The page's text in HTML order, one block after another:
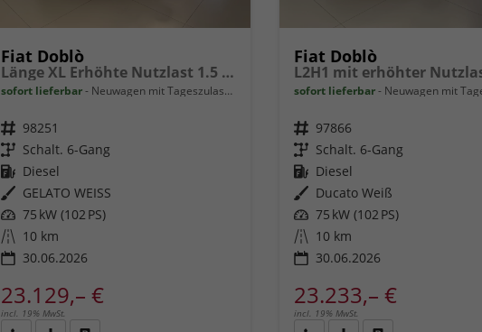
Fiat Doblò
Länge XL Erhöhte Nutzlast 1.5 BlueHDi 75 kW (102 PS) Klimaanlage, Radio, DAB, Einparkhilfe hinten, Rückfahrkamera, Geschwindigkeitsbegrenzer, Verkehrsschilderkennung, 180° Heckflügeltür, Ersatzrad, Laderaumboden aus Gummibelag, uvm.
sofort lieferbar Neuwagen mit Tageszulassung
Fahrzeugnr. 98251
Getriebe Schalt. 6-Gang
Kraftstoff Diesel
Außenfarbe GELATO WEISS
Leistung 75 kW (102 PS)
Kilometerstand 10 km
30.06.2026
23.129,– €
incl. 19% MwSt.
Fiat Doblò
sofort lieferbar Neuwagen mit
Fahrzeugnr. 97866
Getriebe Schalt. 6-Gang
Kraftstoff Diesel
Außenfarbe Ducato Weiß
Leistung 75 kW (102 PS)
Kilometerstand 10 km
30.06.2026
23.233,– €
incl. 19% MwSt.